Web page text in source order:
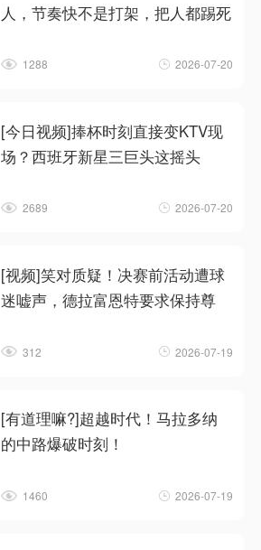
人，节奏快不是打架，把人都踢死
1288 2026-07-20
[今日视频]捧杯时刻直接变KTV现
场？西班牙新星三巨头这摇头
2689 2026-07-20
[视频]笑对质疑！决赛前活动遭球
迷嘘声，德拉富恩特要求保持尊
312 2026-07-19
[有道理嘛?]超越时代！马拉多纳
的中路爆破时刻！
1460 2026-07-19